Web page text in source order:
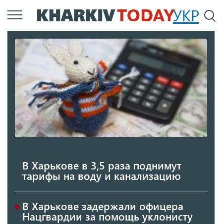
Перейти
к
содержанию
УКР
В Харькове в 3,5 раза поднимут
тарифы на воду и канализацию
В Харькове задержали офицера
Нацгвардии за помощь уклонисту